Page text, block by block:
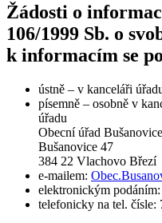
Žádosti o
106/1999 Sb. o
k informacím se
ústně – v kanceláři
písemně – osobně v
úřadu
Obecní úřad Bušanovice
Bušanovice 47
384 22 Vlachovo Březí
e-mailem:
elektronickým podáním:
telefonicky na tel. čísle: